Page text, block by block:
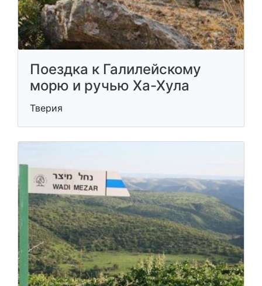
Поездка к Галилейскому
морю и ручью Ха-Хула
Тверия